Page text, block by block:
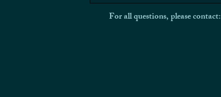
For all questions, please contact: